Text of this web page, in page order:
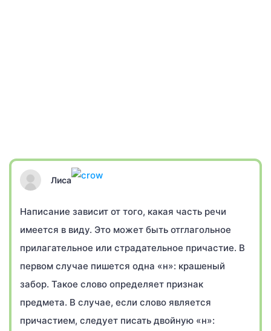
Лиса
Написание зависит от того, какая часть речи
имеется в виду. Это может быть отглагольное
прилагательное или страдательное причастие. В
первом случае пишется одна «н»: крашеный
забор. Такое слово определяет признак
предмета. В случае, если слово является
причастием, следует писать двойную «н»: